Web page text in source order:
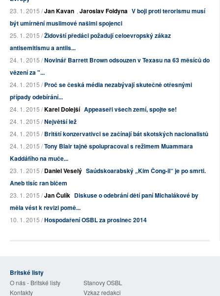
23. 1. 2015 /Jan Kavan , Jaroslav Foldyna V boji proti terorismu musí
být umírnění muslimové našimi spojenci
25. 1. 2015 /Židovští předáci požadují celoevropský zákaz
antisemitismu a antiis...
24. 1. 2015 /Novinář Barrett Brown odsouzen v Texasu na 63 měsíců do
vězení za "...
24. 1. 2015 /Proč se česká média nezabývají skutečně otřesnými
případy odebírání...
24. 1. 2015 /Karel Dolejší Appeaseři všech zemí, spojte se!
24. 1. 2015 /Největší lež
24. 1. 2015 /Britští konzervativci se začínají bát skotských nacionalistů
24. 1. 2015 /Tony Blair tajně spolupracoval s režimem Muammara
Kaddáfího na muče...
23. 1. 2015 /Daniel Veselý Saúdskoarabský „Kim Čong-il“ je po smrti.
Aneb tisíc ran bičem
23. 1. 2015 /Jan Čulík Diskuse o odebrání dětí paní Michalákové by
měla vést k revizi pomě...
10. 1. 2015 /Hospodaření OSBL za prosinec 2014
Britské listy
O nás - Britské listy
Stanovy OSBL
Kontakty
Vzkaz redakci